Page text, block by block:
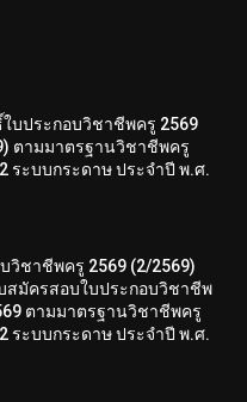
บประกอบวิชาชีพครู 2569
ตามมาตรฐานวิชาชีพครู
ระบบกระดาษ ประจำปี พ.ศ.
วิชาชีพครู 2569 (2/2569)
สมัครสอบใบประกอบวิชาชีพ
ตามมาตรฐานวิชาชีพครู
ระบบกระดาษ ประจำปี พ.ศ.